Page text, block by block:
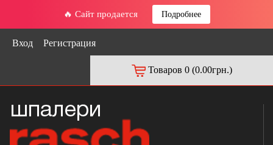
🔥 Сайт продается Подробнее
Вход Регистрация
Товаров 0 (0.00грн.)